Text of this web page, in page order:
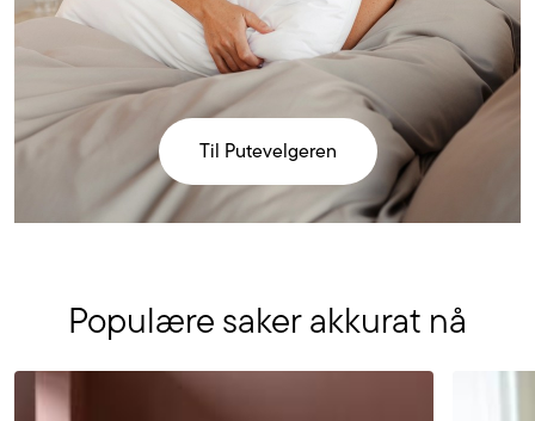
Til Putevelgeren
Populære saker akkurat nå